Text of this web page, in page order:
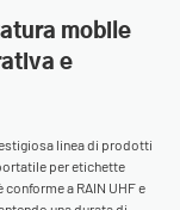
mobile
e
linea di prodotti
per etichette
a RAIN UHF e